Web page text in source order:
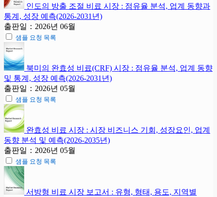
인도의 방출 조절 비료 시장 : 점유율 분석, 업계 동향과
통계, 성장 예측(2026-2031년)
출판일：2026년 06월
샘플 요청 목록
북미의 완효성 비료(CRF) 시장 : 점유율 분석, 업계 동향
및 통계, 성장 예측(2026-2031년)
출판일：2026년 05월
샘플 요청 목록
완효성 비료 시장 : 시장 비즈니스 기회, 성장요인, 업계
동향 분석 및 예측(2026-2035년)
출판일：2026년 05월
샘플 요청 목록
서방형 비료 시장 보고서 : 유형, 형태, 용도, 지역별